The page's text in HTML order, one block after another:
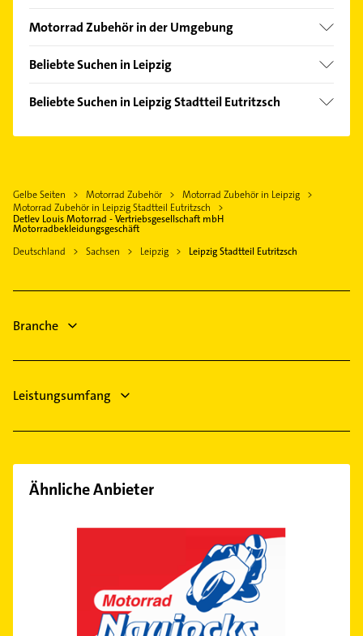
Zentrum-Südost
Motorrad Zubehör in der Umgebung
Eilenburg
Bad Düben
Beliebte Suchen in Leipzig
Gartenbau & Landschaftsbau
Elektriker
Bauunternehmen
Phoniatrie
Logopädie
Beliebte Suchen in Leipzig Stadtteil Eutritzsch
Hausarzt
Allgemeinarzt
Arzt
Phoniatrie
Putzfrau
Gelbe Seiten Motorrad Zubehör
Motorrad Zubehör in Leipzig
Motorrad Zubehör in Leipzig Stadtteil Eutritzsch
Detlev Louis Motorrad - Vertriebsgesellschaft mbH
Motorradbekleidungsgeschäft
Deutschland
Sachsen Leipzig Leipzig Stadtteil Eutritzsch
Branche
Leistungsumfang
Ähnliche Anbieter